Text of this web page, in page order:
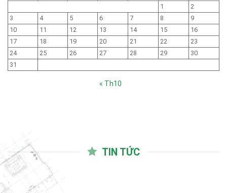
1
2
3
4 5 6 7 8
9
10
11 12 13 14 15
16
17
18 19 20 21 22
23
24
25 26 27 28 29
30
31
« Th10
TIN TỨC